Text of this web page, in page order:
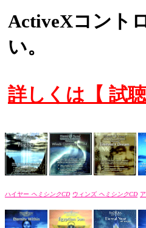
ActiveXコント
い。
詳しくは【 試
ハイヤー ヘミシンクCD ウィンズ ヘミシンクCD